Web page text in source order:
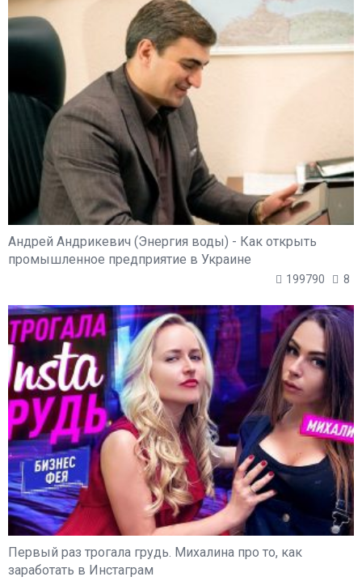
Андрей Андрикевич (Энергия воды) - Как открыть
промышленное предприятие в Украине
199790 8
Первый раз трогала грудь. Михалина про то, как
заработать в Инстаграм